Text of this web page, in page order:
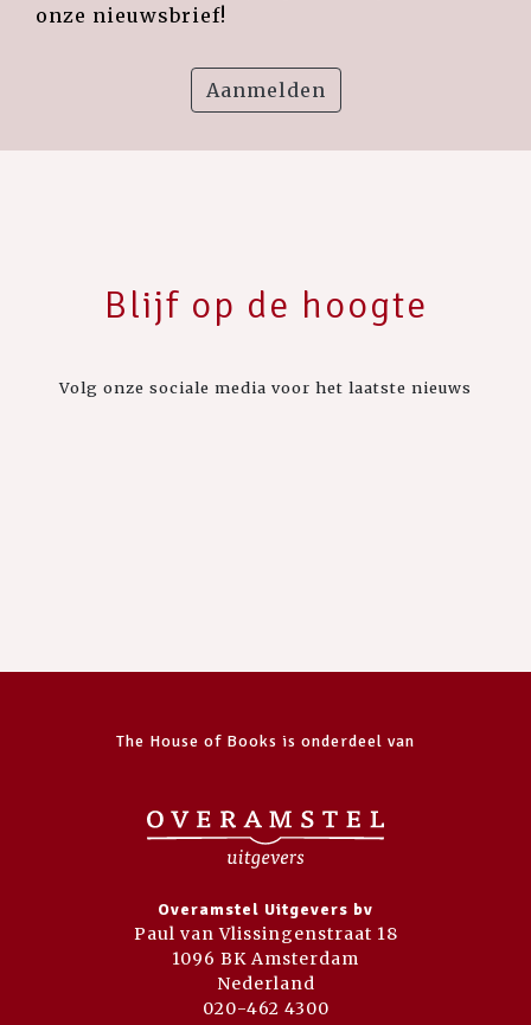
onze nieuwsbrief!
Aanmelden
Blijf op de hoogte
Volg onze sociale media voor het laatste nieuws
The House of Books is onderdeel van
Overamstel Uitgevers bv
Paul van Vlissingenstraat 18
1096 BK Amsterdam
Nederland
020-462 4300